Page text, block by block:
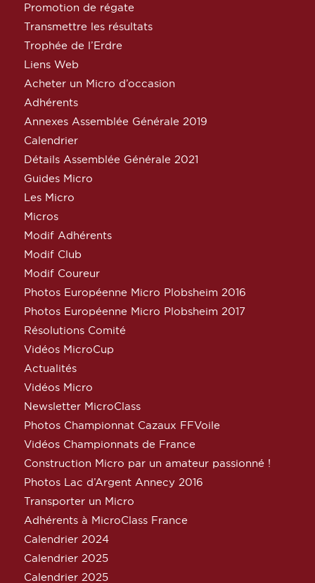
Promotion de régate
Transmettre les résultats
Trophée de l’Erdre
Liens Web
Acheter un Micro d’occasion
Adhérents
Annexes Assemblée Générale 2019
Calendrier
Détails Assemblée Générale 2021
Guides Micro
Les Micro
Micros
Modif Adhérents
Modif Club
Modif Coureur
Photos Européenne Micro Plobsheim 2016
Photos Européenne Micro Plobsheim 2017
Résolutions Comité
Vidéos MicroCup
Actualités
Vidéos Micro
Newsletter MicroClass
Photos Championnat Cazaux FFVoile
Vidéos Championnats de France
Construction Micro par un amateur passionné !
Photos Lac d’Argent Annecy 2016
Transporter un Micro
Adhérents à MicroClass France
Calendrier 2024
Calendrier 2025
Calendrier 2025